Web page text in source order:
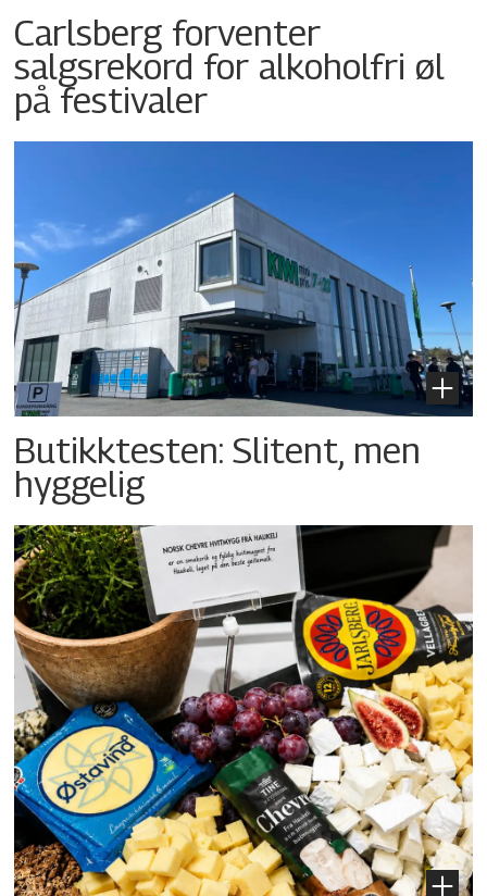
Carlsberg forventer
salgsrekord for alkoholfri øl
på festivaler
Butikktesten: Slitent, men
hyggelig